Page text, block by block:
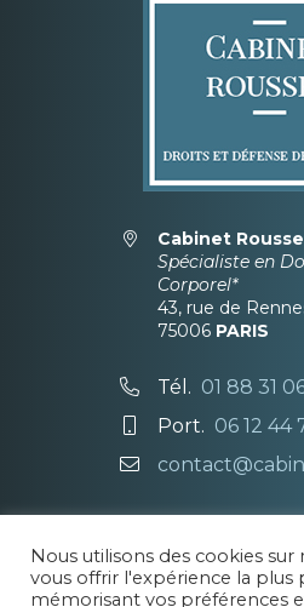
Cabinet
Spécialiste en
Corporel*
43, rue de
75006 PARIS
Tél. 01 88 31
Port. 06 12 44
* le titre de spécialiste est
Avocats titulaires d’un
Nous utilisons des cookies
vous offrir l'expérience la plus
mémorisant vos préférences